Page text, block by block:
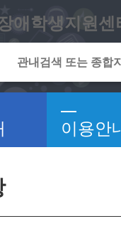
애학생지원센
이용안